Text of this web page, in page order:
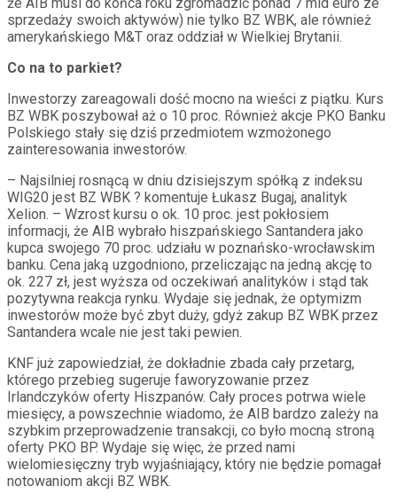
sprzedaży swoich aktywów) nie tylko BZ WBK, ale również
amerykańskiego M&T oraz oddział w Wielkiej Brytanii.
Co na to parkiet?
Inwestorzy zareagowali dość mocno na wieści z piątku. Kurs
BZ WBK poszybował aż o 10 proc. Również akcje PKO Banku
Polskiego stały się dziś przedmiotem wzmożonego
zainteresowania inwestorów.
– Najsilniej rosnącą w dniu dzisiejszym spółką z indeksu
WIG20 jest BZ WBK ? komentuje Łukasz Bugaj, analityk
Xelion. – Wzrost kursu o ok. 10 proc. jest pokłosiem
informacji, że AIB wybrało hiszpańskiego Santandera jako
kupca swojego 70 proc. udziału w poznańsko-wrocławskim
banku. Cena jaką uzgodniono, przeliczając na jedną akcję to
ok. 227 zł, jest wyższa od oczekiwań analityków i stąd tak
pozytywna reakcja rynku. Wydaje się jednak, że optymizm
inwestorów może być zbyt duży, gdyż zakup BZ WBK przez
Santandera wcale nie jest taki pewien.
KNF już zapowiedział, że dokładnie zbada cały przetarg,
którego przebieg sugeruje faworyzowanie przez
Irlandczyków oferty Hiszpanów. Cały proces potrwa wiele
miesięcy, a powszechnie wiadomo, że AIB bardzo zależy na
szybkim przeprowadzenie transakcji, co było mocną stroną
oferty PKO BP. Wydaje się więc, że przed nami
wielomiesięczny tryb wyjaśniający, który nie będzie pomagał
notowaniom akcji BZ WBK.